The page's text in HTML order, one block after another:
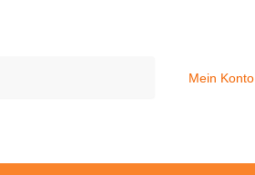
Mein Konto